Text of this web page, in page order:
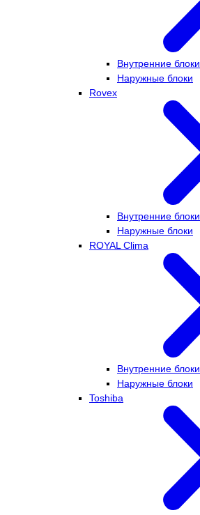
Внутренние блоки
Наружные блоки
Rovex
Внутренние блоки
Наружные блоки
ROYAL Clima
Внутренние блоки
Наружные блоки
Toshiba